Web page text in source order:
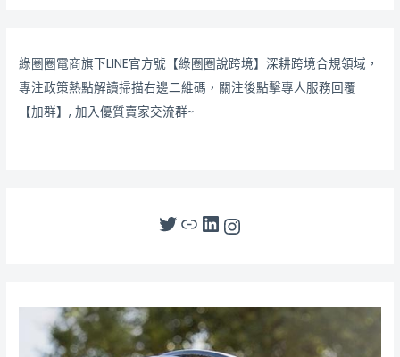
綠圈圈電商旗下LINE官方號【綠圈圈說跨境】深耕跨境合規領域，
專注政策熱點解讀掃描右邊二維碼，關注後點擊專人服務回覆
【加群】, 加入優質賣家交流群~